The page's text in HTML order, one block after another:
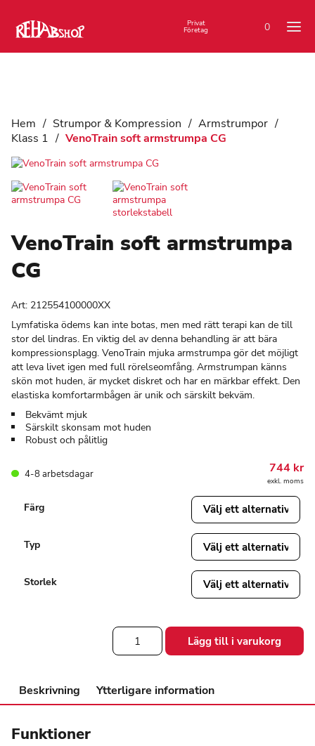
0
Privat
Företag
Hem / Strumpor & Kompression / Armstrumpor /
Klass 1 / VenoTrain soft armstrumpa CG
VenoTrain soft armstrumpa
CG
Art: 212554100000XX
Lymfatiska ödems kan inte botas, men med rätt terapi kan de till
stor del lindras. En viktig del av denna behandling är att bära
kompressionsplagg. VenoTrain mjuka armstrumpa gör det möjligt
att leva livet igen med full rörelseomfång. Armstrumpan känns
skön mot huden, är mycket diskret och har en märkbar effekt. Den
elastiska komfortarmbågen är unik och särskilt bekväm.
Bekvämt mjuk
Särskilt skonsam mot huden
Robust och pålitlig
4-8 arbetsdagar 744 kr
exkl. moms
Färg
Typ
Storlek
VenoTrain
armstrumpa
mängd
Lägg till i varukorg
Beskrivning Ytterligare information
Funktioner